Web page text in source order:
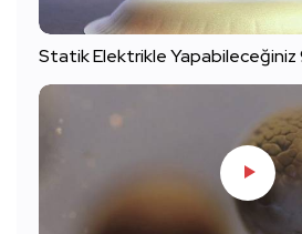
Statik Elektrikle Yapabileceğiniz